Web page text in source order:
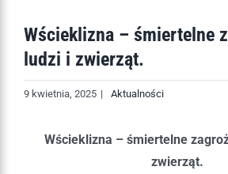
Wścieklizna – śmiertelne
ludzi i zwierząt.
9 kwietnia, 2025 | Aktualności
Wścieklizna – śmiertelne
zwierząt.